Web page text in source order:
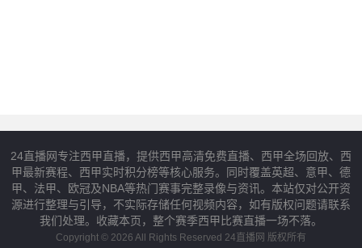
24直播网专注西甲直播，提供西甲高清免费直播、西甲全场回放、西
甲最新赛程、西甲实时积分榜等核心服务。同时覆盖英超、意甲、德
甲、法甲、欧冠及NBA等热门赛事完整录像与资讯。本站仅对公开资
源进行整理与引导，不实际存储任何视频内容，如有版权问题请联系
我们处理。收藏本页，整个赛季西甲比赛直播一场不落。
Copyright © 2026 All Rights Reserved 24直播网 版权所有